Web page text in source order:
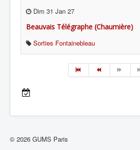
Dim 31 Jan 27
Beauvais Télégraphe (Chaumière)
Sorties Fontainebleau
© 2026 GUMS Paris